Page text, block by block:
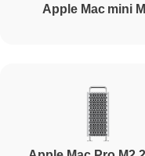
Apple Mac mini